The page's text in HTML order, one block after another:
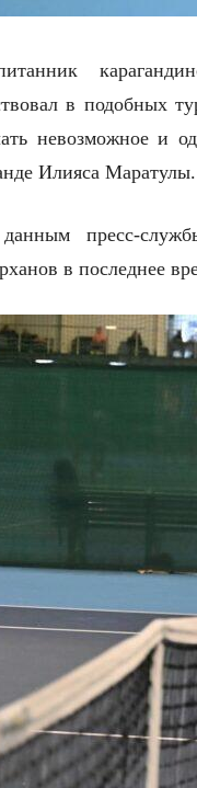
в подобных
невозможное и
Илияса Маратулы.
пресс-
в последнее